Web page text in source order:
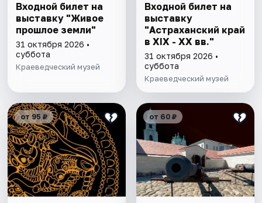
Входной билет на
выставку "Живое
прошлое земли"
31 октября 2026 •
суббота
Краеведческий музей
Входной билет на
выставку
"Астраханский край
в XIX - XX вв."
31 октября 2026 •
суббота
Краеведческий музей
от 95 ₽ от 60 ₽